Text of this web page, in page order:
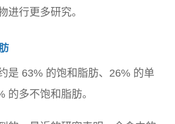
进行更多研究。
是 63% 的饱和脂肪、26% 的单
的多不饱和脂肪。